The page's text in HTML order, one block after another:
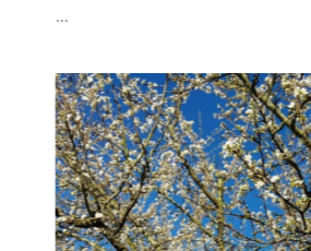
...